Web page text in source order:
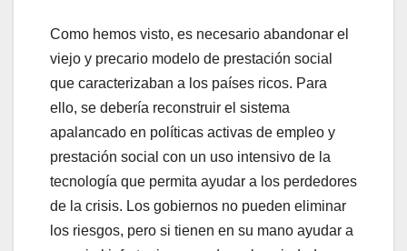
Como hemos visto, es necesario abandonar el
viejo y precario modelo de prestación social
que caracterizaban a los países ricos. Para
ello, se debería reconstruir el sistema
apalancado en políticas activas de empleo y
prestación social con un uso intensivo de la
tecnología que permita ayudar a los perdedores
de la crisis. Los gobiernos no pueden eliminar
los riesgos, pero si tienen en su mano ayudar a